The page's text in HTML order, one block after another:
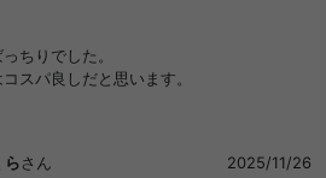
ちりでした。
スパ良しだと思います。
らさん
2025/11/26